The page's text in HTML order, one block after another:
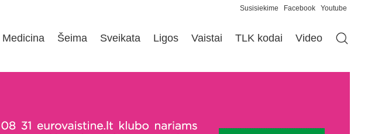
Susisiekime Facebook Youtube
Medicina Šeima Sveikata Ligos Vaistai TLK kodai Video